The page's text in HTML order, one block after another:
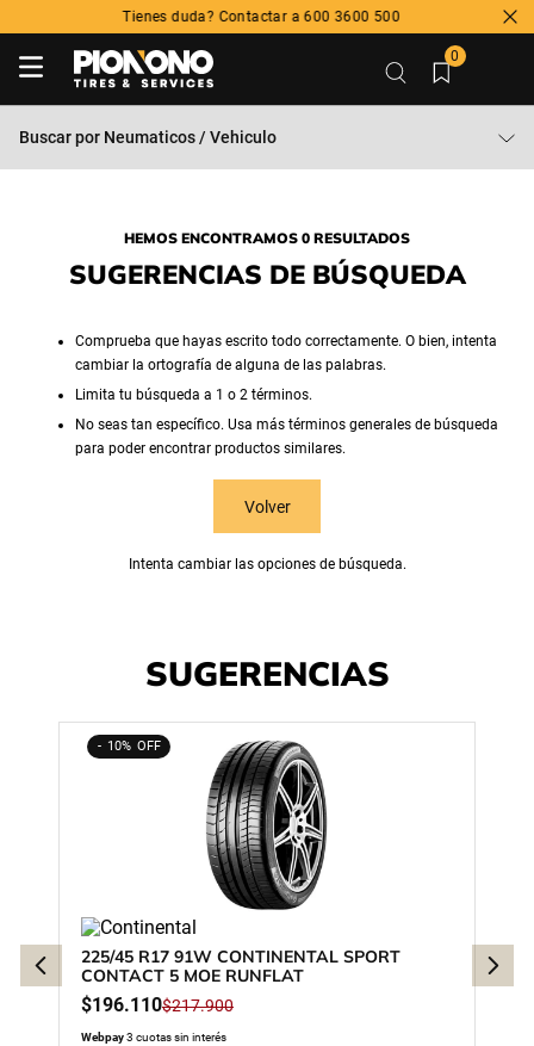
Tienes duda? Contactar a 600 3600 500
0
Buscar por Neumaticos / Vehiculo
HEMOS ENCONTRAMOS 0 RESULTADOS
SUGERENCIAS DE BÚSQUEDA
Comprueba que hayas escrito todo correctamente. O bien, intenta
cambiar la ortografía de alguna de las palabras.
Limita tu búsqueda a 1 o 2 términos.
No seas tan específico. Usa más términos generales de búsqueda
para poder encontrar productos similares.
Volver
Intenta cambiar las opciones de búsqueda.
SUGERENCIAS
10%
225/45 R17 91W CONTINENTAL SPORT
CONTACT 5 MOE RUNFLAT
$196.110$217.900
Webpay3 cuotas sin interés